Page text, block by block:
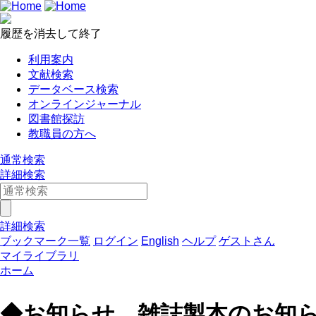
履歴を消去して終了
利用案内
文献検索
データベース検索
オンラインジャーナル
図書館探訪
教職員の方へ
通常検索
詳細検索
詳細検索
ブックマーク一覧 ログイン English ヘルプ ゲストさん
マイライブラリ
ホーム